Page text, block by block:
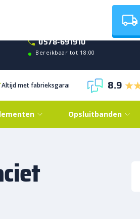
0578-691910
Bereikbaar tot 18:00
Altijd met fabrieksgarantie 8.9
Opsluitbanden